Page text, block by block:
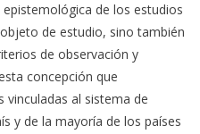
de los estudios
de estudio, sino también
de observación y
concepción que
al sistema de
y de la mayoría de los países